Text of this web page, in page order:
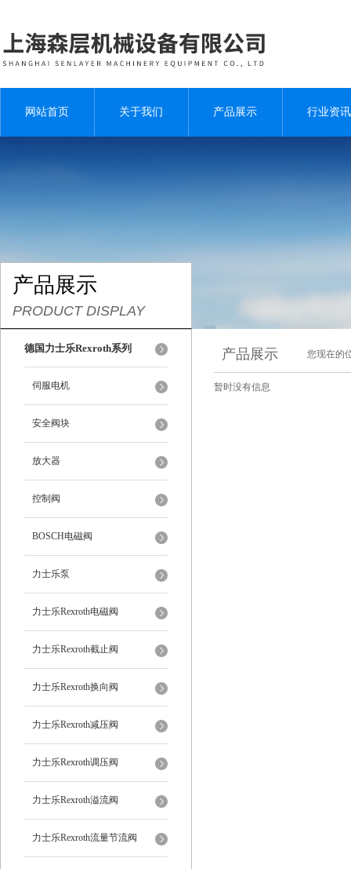
网站首页 关于我们 产品展示 行业资讯
产品展示
PRODUCT DISPLAY
德国力士乐Rexroth系列
伺服电机
安全阀块
放大器
控制阀
BOSCH电磁阀
力士乐泵
力士乐Rexroth电磁阀
力士乐Rexroth截止阀
力士乐Rexroth换向阀
力士乐Rexroth减压阀
力士乐Rexroth调压阀
力士乐Rexroth溢流阀
力士乐Rexroth流量节流阀
产品展示 您现在的
暂时没有信息